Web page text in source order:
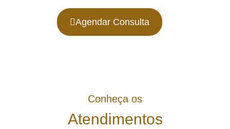
Agendar Consulta
Conheça os
Atendimentos